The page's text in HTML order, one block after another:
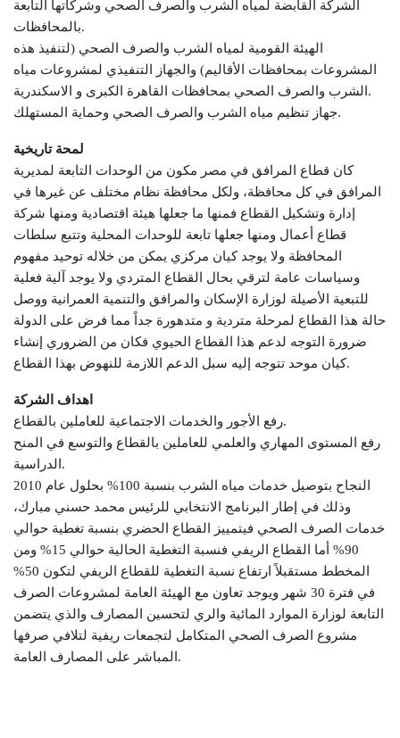
الشركة القابضة لمياه الشرب والصرف الصحي وشركاتها التابعة
بالمحافظات.
الهيئة القومية لمياه الشرب والصرف الصحي (لتنفيذ هذه
المشروعات بمحافظات الأقاليم) والجهاز التنفيذي لمشروعات مياه
الشرب والصرف الصحي بمحافظات القاهرة الكبرى و الاسكندرية.
جهاز تنظيم مياه الشرب والصرف الصحي وحماية المستهلك.
لمحة تاريخية
كان قطاع المرافق في مصر مكون من الوحدات التابعة لمديرية
المرافق في كل محافظة، ولكل محافظة نظام مختلف عن غيرها في
إدارة وتشكيل القطاع فمنها ما جعلها هيئة اقتصادية ومنها شركة
قطاع أعمال ومنها جعلها تابعة للوحدات المحلية وتتبع سلطات
المحافظة ولا يوجد كيان مركزي يمكن من خلاله توحيد مفهوم
وسياسات عامة لترقي بحال القطاع المتردي ولا يوجد آلية فعلية
للتبعية الأصيلة لوزارة الإسكان والمرافق والتنمية العمرانية ووصل
حالة هذا القطاع لمرحلة متردية و متدهورة جداً مما فرض على الدولة
ضرورة التوجه لدعم هذا القطاع الحيوي فكان من الضروري إنشاء
كيان موحد تتوجه إليه سبل الدعم اللازمة للنهوض بهذا القطاع.
اهداف الشركة
رفع الأجور والخدمات الاجتماعية للعاملين بالقطاع.
رفع المستوى المهاري والعلمي للعاملين بالقطاع والتوسع في المنح
الدراسية.
النجاح بتوصيل خدمات مياه الشرب بنسبة 100% بحلول عام 2010
وذلك في إطار البرنامج الانتخابي للرئيس محمد حسني مبارك،
خدمات الصرف الصحي فيتمييز القطاع الحضري بنسبة تغطية حوالي
90% أما القطاع الريفي فنسبة التغطية الحالية حوالي 15% ومن
المخطط مستقبلاً ارتفاع نسبة التغطية للقطاع الريفي لتكون 50%
في فترة 30 شهر ويوجد تعاون مع الهيئة العامة لمشروعات الصرف
التابعة لوزارة الموارد المائية والري لتحسين المصارف والذي يتضمن
مشروع الصرف الصحي المتكامل لتجمعات ريفية لتلافي صرفها
المباشر على المصارف العامة.